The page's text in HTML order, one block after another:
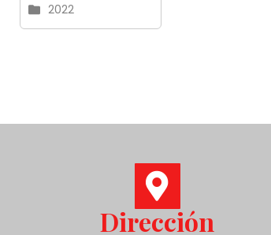
2022
Dirección